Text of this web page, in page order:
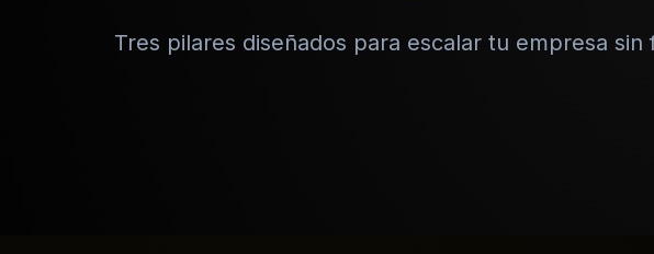
Tres pilares diseñados para escalar tu empresa sin